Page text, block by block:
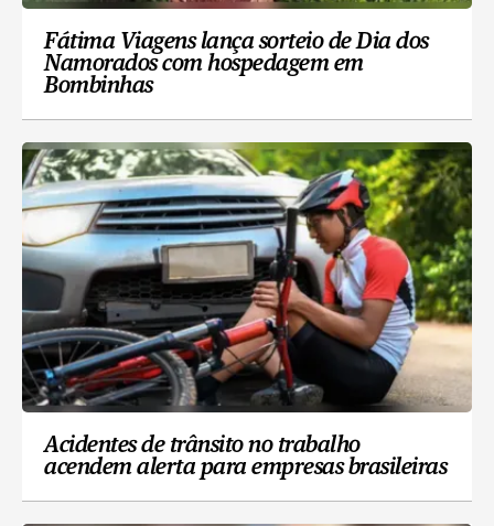
Fátima Viagens lança sorteio de Dia dos
Namorados com hospedagem em
Bombinhas
Acidentes de trânsito no trabalho
acendem alerta para empresas brasileiras